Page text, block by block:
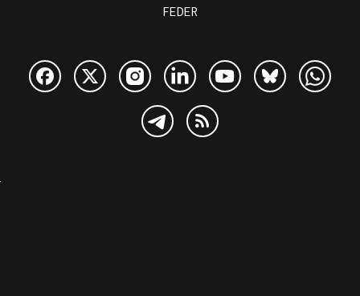
FEDER